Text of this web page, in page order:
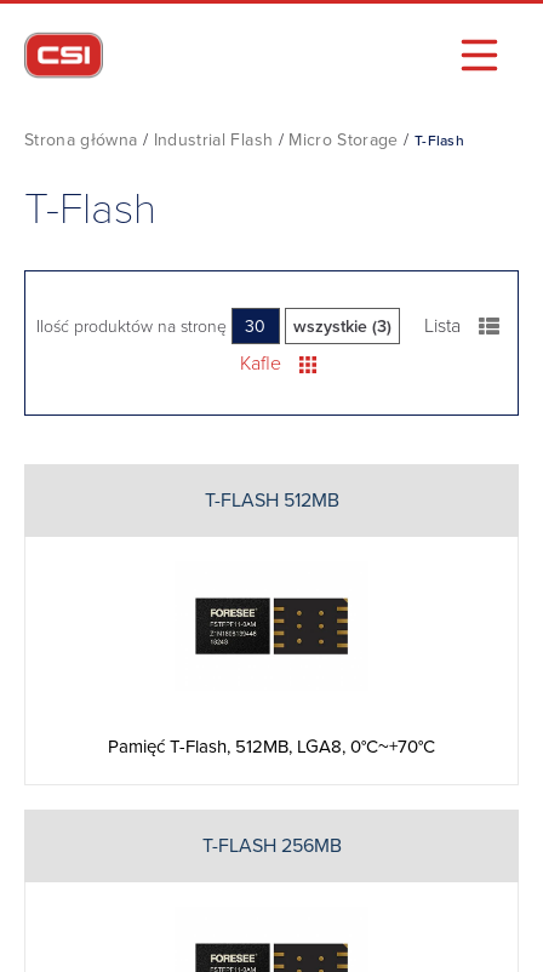
Strona główna / Industrial Flash / Micro Storage / T-Flash
T-Flash
Ilość produktów na stronę 30 wszystkie (3)
Lista
Kafle
T-FLASH 512MB
Pamięć T-Flash, 512MB, LGA8, 0°C~+70°C
T-FLASH 256MB